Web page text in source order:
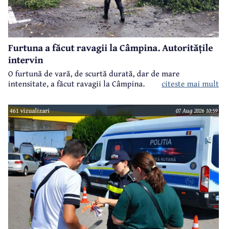
Furtuna a făcut ravagii la Câmpina. Autoritățile
intervin
O furtună de vară, de scurtă durată, dar de mare
intensitate, a făcut ravagii la Câmpina.
citeste mai mult
461 vizualizari 07 Aug 2026 10:59